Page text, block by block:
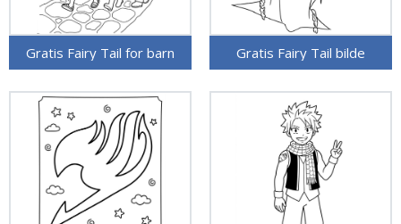
Gratis Fairy Tail for barn Gratis Fairy Tail bilde